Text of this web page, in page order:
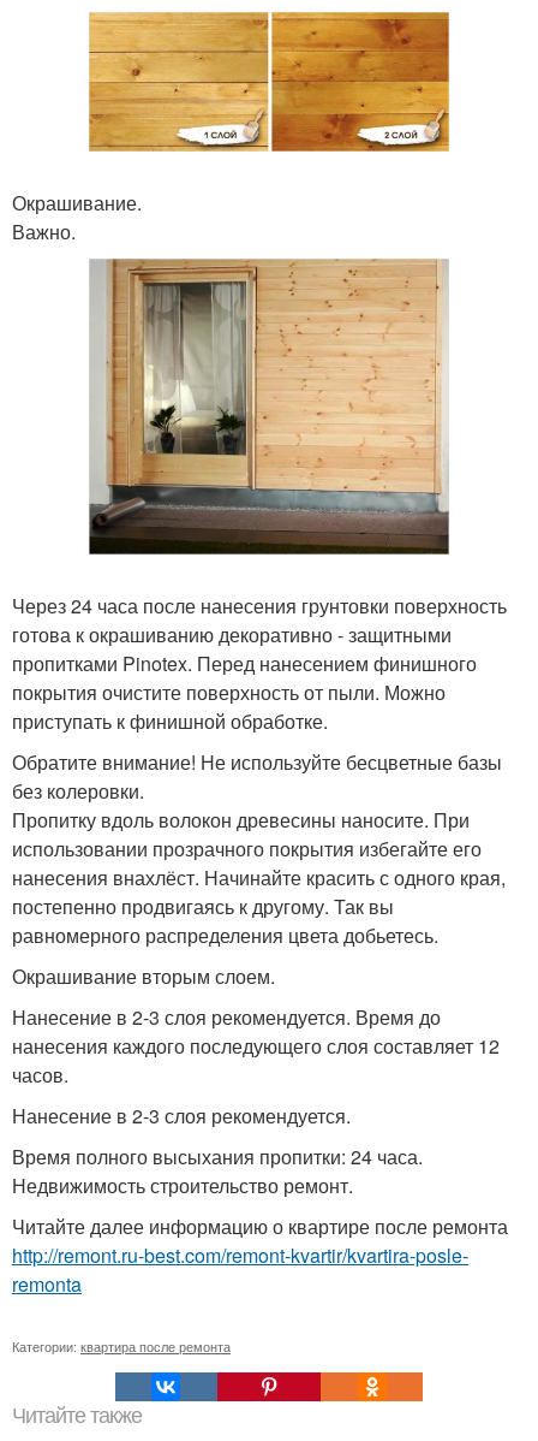
Окрашивание.
Важно.
Через 24 часа после нанесения грунтовки поверхность
готова к окрашиванию декоративно - защитными
пропитками Pinotex. Перед нанесением финишного
покрытия очистите поверхность от пыли. Можно
приступать к финишной обработке.
Обратите внимание! Не используйте бесцветные базы
без колеровки.
Пропитку вдоль волокон древесины наносите. При
использовании прозрачного покрытия избегайте его
нанесения внахлёст. Начинайте красить с одного края,
постепенно продвигаясь к другому. Так вы
равномерного распределения цвета добьетесь.
Окрашивание вторым слоем.
Нанесение в 2-3 слоя рекомендуется. Время до
нанесения каждого последующего слоя составляет 12
часов.
Нанесение в 2-3 слоя рекомендуется.
Время полного высыхания пропитки: 24 часа.
Недвижимость строительство ремонт.
Читайте далее информацию о квартире после ремонта
http://remont.ru-best.com/remont-kvartir/kvartira-posle-
remonta
Категории: квартира после ремонта
Читайте также